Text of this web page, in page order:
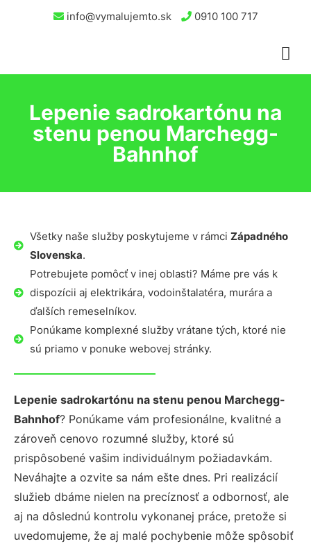
info@vymalujemto.sk 0910 100 717
Lepenie sadrokartónu na
stenu penou Marchegg-
Bahnhof
Všetky naše služby poskytujeme v rámci Západného
Slovenska.
Potrebujete pomôcť v inej oblasti? Máme pre vás k
dispozícii aj elektrikára, vodoinštalatéra, murára a
ďalších remeselníkov.
Ponúkame komplexné služby vrátane tých, ktoré nie
sú priamo v ponuke webovej stránky.
Lepenie sadrokartónu na stenu penou Marchegg-
Bahnhof? Ponúkame vám profesionálne, kvalitné a
zároveň cenovo rozumné služby, ktoré sú
prispôsobené vašim individuálnym požiadavkám.
Neváhajte a ozvite sa nám ešte dnes. Pri realizácií
služieb dbáme nielen na precíznosť a odbornosť, ale
aj na dôslednú kontrolu vykonanej práce, pretože si
uvedomujeme, že aj malé pochybenie môže spôsobiť